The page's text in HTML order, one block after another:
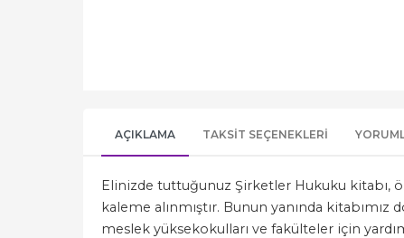
AÇIKLAMA TAKSIT SEÇENEKLERI
Elinizde tuttuğunuz Şirketler Hukuku kitabı,
kaleme alınmıştır. Bunun yanında
meslek yüksekokulları ve fakülteler için